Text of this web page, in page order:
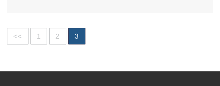
Навигация
по
<< 1 2 3